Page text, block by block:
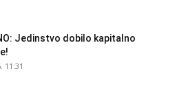
Jedinstvo dobilo kapitalno
11:31